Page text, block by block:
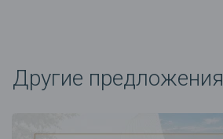
Другие предложения